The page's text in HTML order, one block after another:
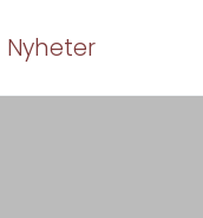
Nyheter